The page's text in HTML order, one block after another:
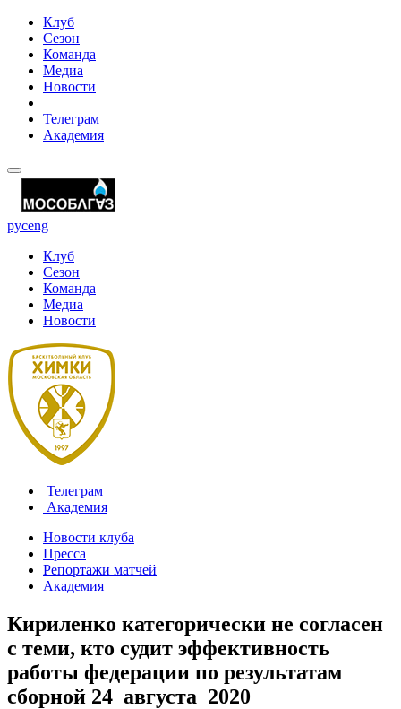
Клуб
Сезон
Команда
Медиа
Новости
Телеграм
Академия
русeng
Клуб
Сезон
Команда
Медиа
Новости
Телеграм
Академия
Новости клуба
Пресса
Репортажи матчей
Академия
Кириленко категорически не согласен
с теми, кто судит эффективность
работы федерации по результатам
сборной 24 августа 2020